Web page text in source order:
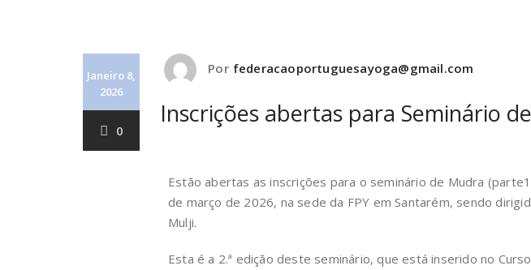
Janeiro 8,
2026
0
Por federacaoportuguesayoga@gmail.com
Inscrições abertas para Seminário
Estão abertas as inscrições para o seminário de Mudra
de março de 2026, na sede da FPY em Santarém, sendo
Mulji.
Esta é a 2.ª edição deste seminário, que está inserido no